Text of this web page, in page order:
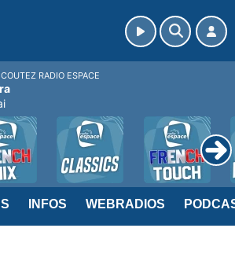
INFOS WEBRADIOS
RADIO ESPACE